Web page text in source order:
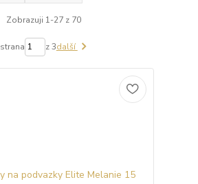
Zobrazuji 1-27 z 70
strana z 3další